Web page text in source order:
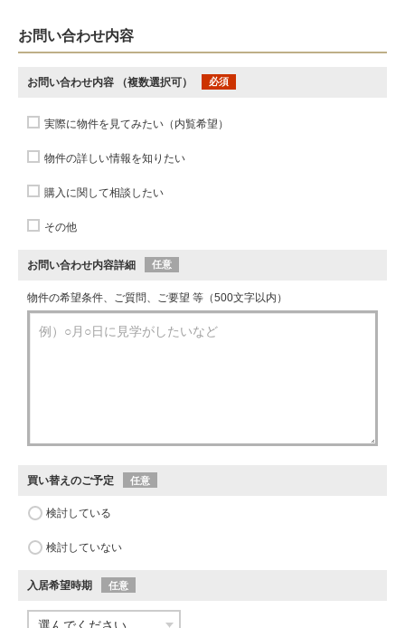
お問い合わせ内容
お問い合わせ内容 （複数選択可） 必須
実際に物件を見てみたい（内覧希望）
物件の詳しい情報を知りたい
購入に関して相談したい
その他
お問い合わせ内容詳細 任意
物件の希望条件、ご質問、ご要望 等（500文字以内）
買い替えのご予定 任意
検討している
検討していない
入居希望時期 任意